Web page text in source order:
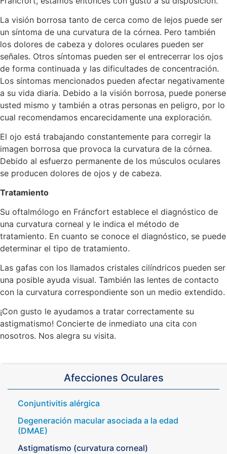
La visión borrosa tanto de cerca como de lejos puede ser
un síntoma de una curvatura de la córnea. Pero también
los dolores de cabeza y dolores oculares pueden ser
señales. Otros síntomas pueden ser el entrecerrar los ojos
de forma continuada y las dificultades de concentración.
Los síntomas mencionados pueden afectar negativamente
a su vida diaria. Debido a la visión borrosa, puede ponerse
usted mismo y también a otras personas en peligro, por lo
cual recomendamos encarecidamente una exploración.
El ojo está trabajando constantemente para corregir la
imagen borrosa que provoca la curvatura de la córnea.
Debido al esfuerzo permanente de los músculos oculares
se producen dolores de ojos y de cabeza.
Tratamiento
Su oftalmólogo en Fráncfort establece el diagnóstico de
una curvatura corneal y le indica el método de
tratamiento. En cuanto se conoce el diagnóstico, se puede
determinar el tipo de tratamiento.
Las gafas con los llamados cristales cilíndricos pueden ser
una posible ayuda visual. También las lentes de contacto
con la curvatura correspondiente son un medio extendido.
¡Con gusto le ayudamos a tratar correctamente su
astigmatismo! Concierte de inmediato una cita con
nosotros. Nos alegra su visita.
Afecciones Oculares
Conjuntivitis alérgica
Degeneración macular asociada a la edad
(DMAE)
Astigmatismo (curvatura corneal)